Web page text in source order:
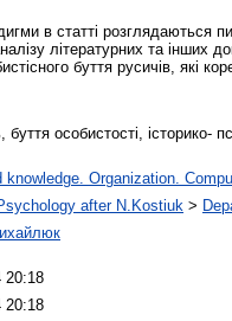
в статті
літературних та інших
буття русичів, які
буття особистості, історико-
knowledge. Organization.
after N.Kostiuk >
20:18
20:18